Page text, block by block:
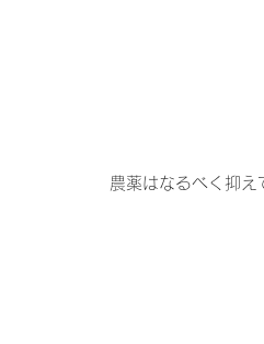
農薬はなるべく抑